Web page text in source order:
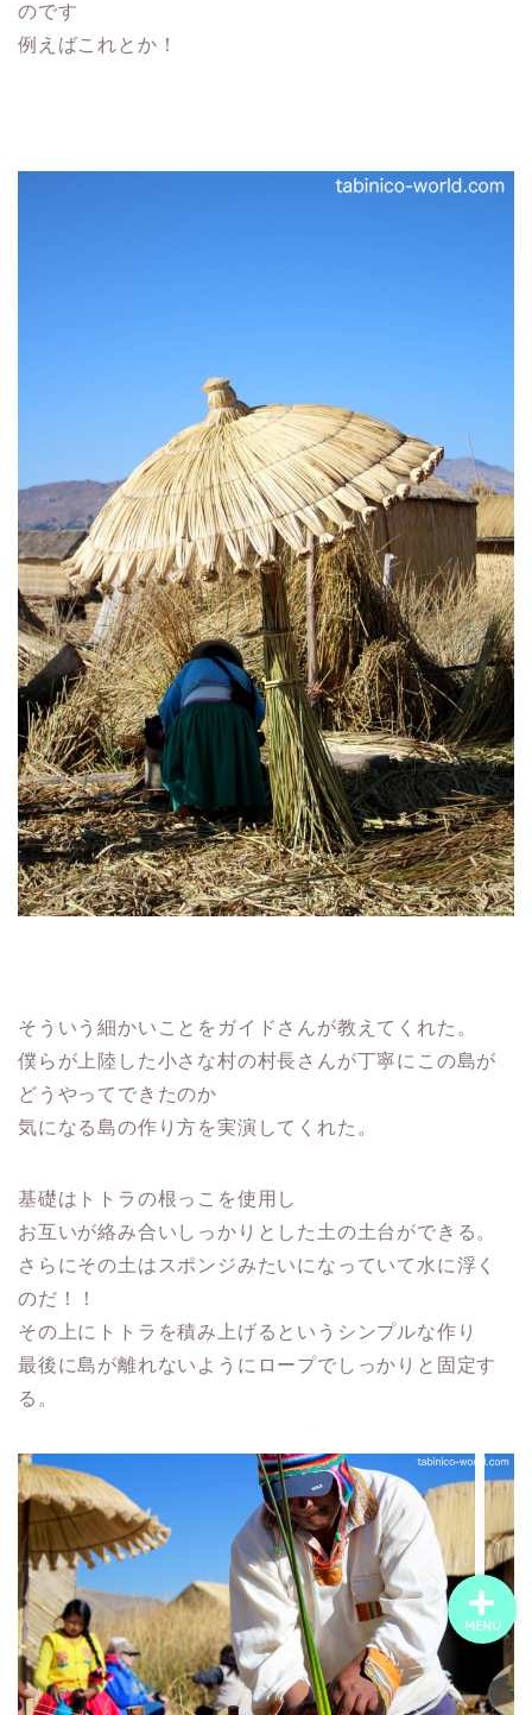
のです
例えばこれとか！
そういう細かいことをガイドさんが教えてくれた。
僕らが上陸した小さな村の村長さんが丁寧にこの島が
どうやってできたのか
気になる島の作り方を実演してくれた。
基礎はトトラの根っこを使用し
お互いが絡み合いしっかりとした土の土台ができる。
さらにその土はスポンジみたいになっていて水に浮く
のだ！！
その上にトトラを積み上げるというシンプルな作り
最後に島が離れないようにロープでしっかりと固定す
る。
MENU
ホーム
世界ウェディングフォト
世界一周夫婦です